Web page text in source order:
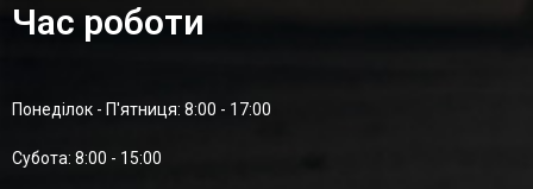
Час роботи
Понеділок - П'ятниця: 8:00 - 17:00
Суботa: 8:00 - 15:00